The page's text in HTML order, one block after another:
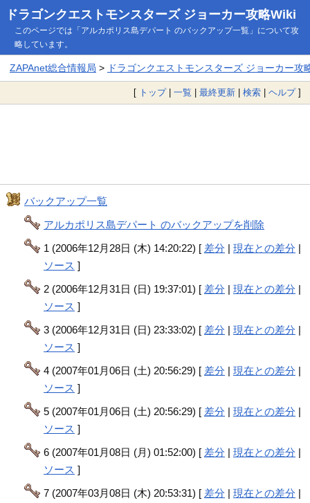
ドラゴンクエストモンスターズ ジョーカー攻略Wiki
このページでは「アルカポリス島デパート のバックアップ一覧」について攻
略しています。
ZAPAnet総合情報局 > ドラゴンクエストモンスターズ ジョーカー攻
[ トップ| 一覧 | 最終更新 | 検索 | ヘルプ]
バックアップ一覧
アルカポリス島デパート のバックアップを削除
1 (2006年12月28日 (木) 14:20:22) [ 差分 |現在との差分 |
ソース ]
2 (2006年12月31日 (日) 19:37:01) [ 差分 |現在との差分 |
ソース ]
3 (2006年12月31日 (日) 23:33:02) [ 差分 |現在との差分 |
ソース ]
4 (2007年01月06日 (土) 20:56:29) [ 差分 |現在との差分 |
ソース ]
5 (2007年01月06日 (土) 20:56:29) [ 差分 |現在との差分 |
ソース ]
6 (2007年01月08日 (月) 01:52:00) [ 差分 |現在との差分 |
ソース ]
7 (2007年03月08日 (木) 20:53:31) [ 差分 |現在との差分 |